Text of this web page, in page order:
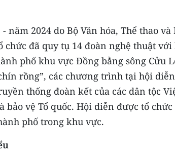
2024 do Bộ Văn hóa, Thể thao và
đã quy tụ 14 đoàn nghệ thuật với
phố khu vực Đồng bằng sông Cửu
rồng”, các chương trình tại hội
thống đoàn kết của các dân tộc
vệ Tổ quốc. Hội diễn được tổ chức
phố trong khu vực.